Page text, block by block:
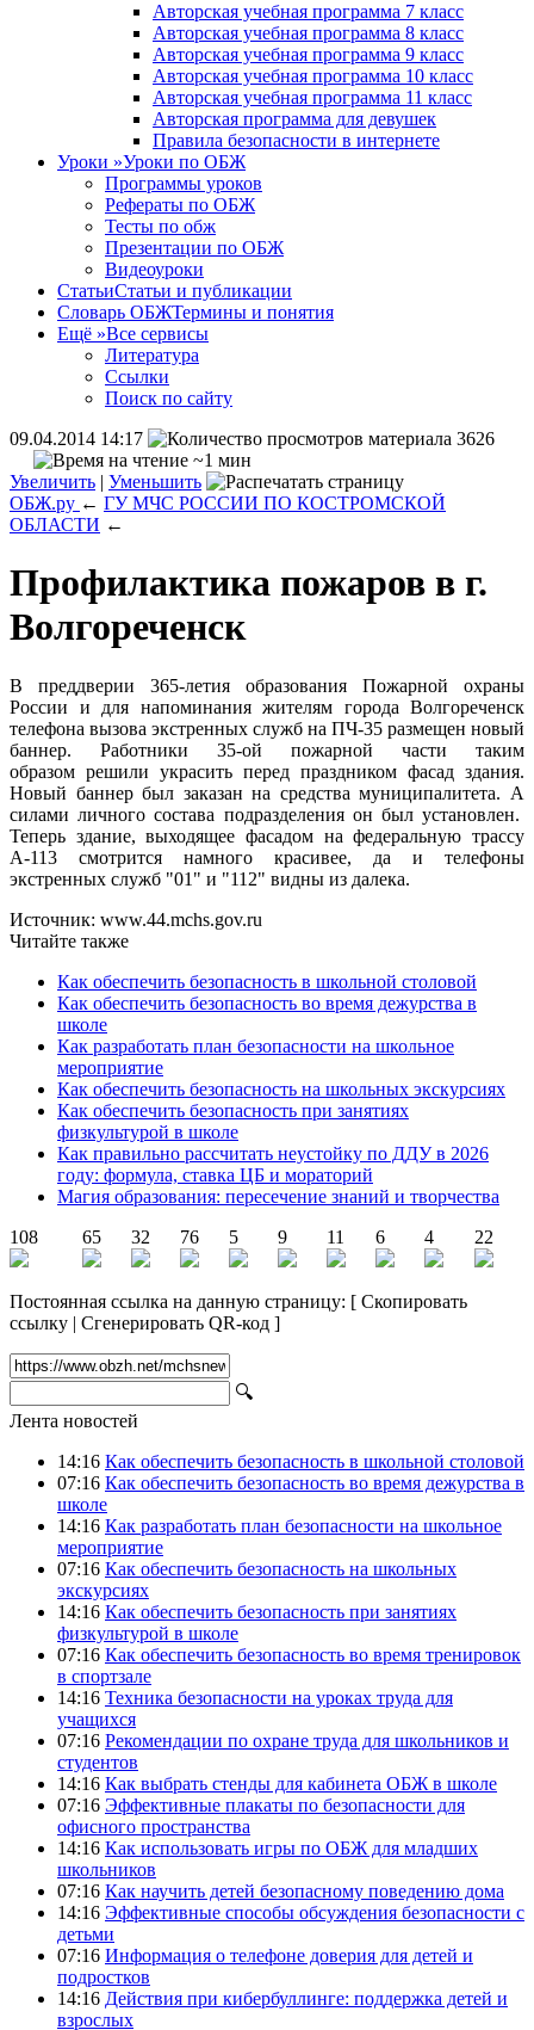
Авторская учебная программа 7 класс
Авторская учебная программа 8 класс
Авторская учебная программа 9 класс
Авторская учебная программа 10 класс
Авторская учебная программа 11 класс
Авторская программа для девушек
Правила безопасности в интернете
Уроки »Уроки по ОБЖ
Программы уроков
Рефераты по ОБЖ
Тесты по обж
Презентации по ОБЖ
Видеоуроки
СтатьиСтатьи и публикации
Словарь ОБЖТермины и понятия
Ещё »Все сервисы
Литература
Ссылки
Поиск по сайту
09.04.2014 14:17
3626
~1 мин
Увеличить | Уменьшить
ОБЖ.ру ← ГУ МЧС РОССИИ ПО КОСТРОМСКОЙ
ОБЛАСТИ ←
Профилактика пожаров в г.
Волгореченск
В преддверии 365-летия образования Пожарной охраны
России и для напоминания жителям города Волгореченск
телефона вызова экстренных служб на ПЧ-35 размещен новый
баннер. Работники 35-ой пожарной части таким
образом решили украсить перед праздником фасад здания.
Новый баннер был заказан на средства муниципалитета. А
силами личного состава подразделения он был установлен.
Теперь здание, выходящее фасадом на федеральную трассу
А-113 смотрится намного красивее, да и телефоны
экстренных служб "01" и "112" видны из далека.
Источник: www.44.mchs.gov.ru
Читайте также
Как обеспечить безопасность в школьной столовой
Как обеспечить безопасность во время дежурства в
школе
Как разработать план безопасности на школьное
мероприятие
Как обеспечить безопасность на школьных экскурсиях
Как обеспечить безопасность при занятиях
физкультурой в школе
Как правильно рассчитать неустойку по ДДУ в 2026
году: формула, ставка ЦБ и мораторий
Магия образования: пересечение знаний и творчества
108
65 32 76 5 9 11 6 4 22
Постоянная ссылка на данную страницу: [ Скопировать
ссылку | Сгенерировать QR-код ]
🔍
Лента новостей
14:16 Как обеспечить безопасность в школьной столовой
07:16 Как обеспечить безопасность во время дежурства в
школе
14:16 Как разработать план безопасности на школьное
мероприятие
07:16 Как обеспечить безопасность на школьных
экскурсиях
14:16 Как обеспечить безопасность при занятиях
физкультурой в школе
07:16 Как обеспечить безопасность во время тренировок
в спортзале
14:16 Техника безопасности на уроках труда для
учащихся
07:16 Рекомендации по охране труда для школьников и
студентов
14:16 Как выбрать стенды для кабинета ОБЖ в школе
07:16 Эффективные плакаты по безопасности для
офисного пространства
14:16 Как использовать игры по ОБЖ для младших
школьников
07:16 Как научить детей безопасному поведению дома
14:16 Эффективные способы обсуждения безопасности с
детьми
07:16 Информация о телефоне доверия для детей и
подростков
14:16 Действия при кибербуллинге: поддержка детей и
взрослых